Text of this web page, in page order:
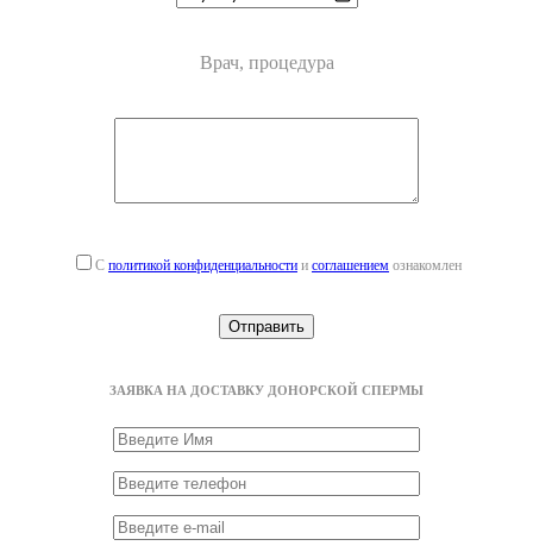
Врач, процедура
С политикой конфиденциальности и соглашением ознакомлен
ЗАЯВКА НА ДОСТАВКУ ДОНОРСКОЙ СПЕРМЫ